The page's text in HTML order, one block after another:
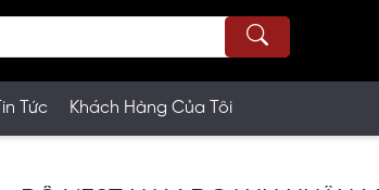
Tin Tức Khách Hàng Của Tôi